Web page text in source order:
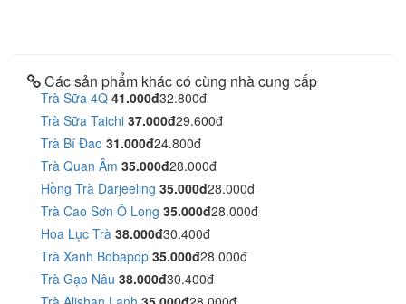
Các sản phẩm khác có cùng nhà cung cấp
Trà Sữa 4Q 41.000đ32.800đ
Trà Sữa Taichi 37.000đ29.600đ
Trà Bí Đao 31.000đ24.800đ
Trà Quan Âm 35.000đ28.000đ
Hồng Trà Darjeeling 35.000đ28.000đ
Trà Cao Sơn Ô Long 35.000đ28.000đ
Hoa Lục Trà 38.000đ30.400đ
Trà Xanh Bobapop 35.000đ28.000đ
Trà Gạo Nâu 38.000đ30.400đ